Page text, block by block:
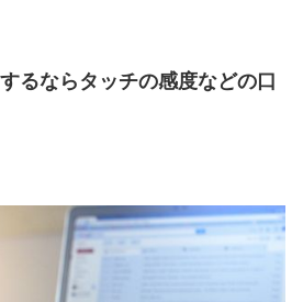
るならタッチの感度などの口